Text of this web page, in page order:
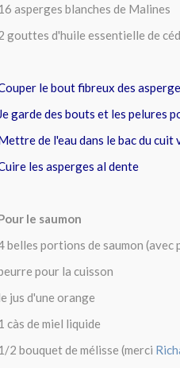
asperges blanches de Malines
gouttes d'huile essentielle de
le bout fibreux des
Je garde des bouts et les pelures
de l'eau dans le bac du
les asperges al dente
le saumon
belles portions de saumon (avec
pour la cuisson
jus d'une orange
càs de miel liquide
2 bouquet de mélisse (merci